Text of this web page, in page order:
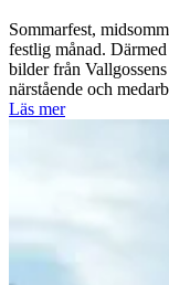
Sommarfest,
festlig månad.
bilder från
närstående och
Läs mer